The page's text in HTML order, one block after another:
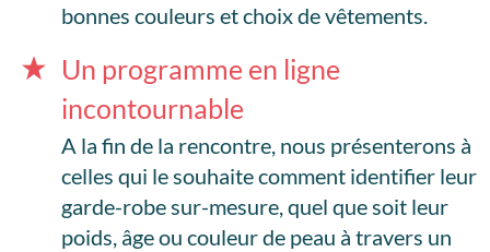
bonnes couleurs et choix de vêtements.
Un programme en ligne
incontournable
A la fin de la rencontre, nous présenterons à
celles qui le souhaite comment identifier leur
garde-robe sur-mesure, quel que soit leur
poids, âge ou couleur de peau à travers un